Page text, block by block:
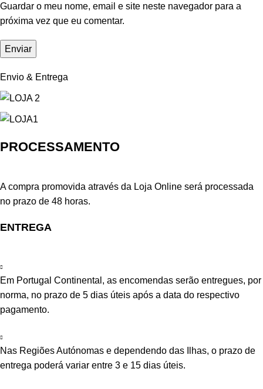
Guardar o meu nome, email e site neste navegador para a
próxima vez que eu comentar.
Envio & Entrega
PROCESSAMENTO
A compra promovida através da Loja Online será processada
no prazo de 48 horas.
ENTREGA
Em Portugal Continental, as encomendas serão entregues, por
norma, no prazo de 5 dias úteis após a data do respectivo
pagamento.
Nas Regiões Autónomas e dependendo das Ilhas, o prazo de
entrega poderá variar entre 3 e 15 dias úteis.